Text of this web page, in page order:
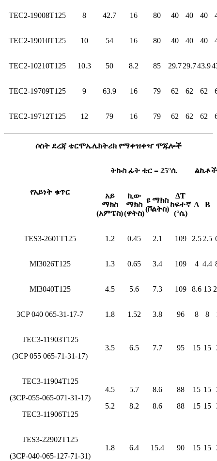
TEC2-19008T125 8 42.7 16 80 40 40 40
TEC2-19010T125 10 54 16 80 40 40 40
TEC2-10210T125 10.3 50 8.2 85 29.729.743.9
TEC2-19709T125 9 63.9 16 79 62 62 62
TEC2-19712T125 12 79 16 79 62 62 62
ሶስት ደረጃ ቴርሞኤሌክትሪክ የማቀዝቀዣ ሞጁሎች
የአይነት ቁጥር
ትኩስ ፊት ቴር = 25°ሴ
አይ
ማክስ
(አምፔስ)
ኪው
ማክስ
(ዋትስ)
ዩ ማክስ
(ቮልትስ)
ΔT
ከፍተኛ
(°ሴ)
A B
TES3-2601T125 1.2 0.45 2.1 109 2.52.5
MI3026T125 1.3 0.65 3.4 109 4 4.4
MI3040T125 4.5 5.6 7.3 109 8.6 13
3CP 040 065-31-17-7 1.8 1.52 3.8 96 8 8
TEC3-11903T125
(3CP 055 065-71-31-17)
3.5 6.5 7.7 95 15 15
TEC3-11904T125
(3CP-055-065-071-31-17)
TEC3-11906T125
4.5
5.2
5.7
8.2
8.6
8.6
88
88
15
15
15
15
TES3-22902T125
(3CP-040-065-127-71-31)
1.8 6.4 15.4 90 15 15